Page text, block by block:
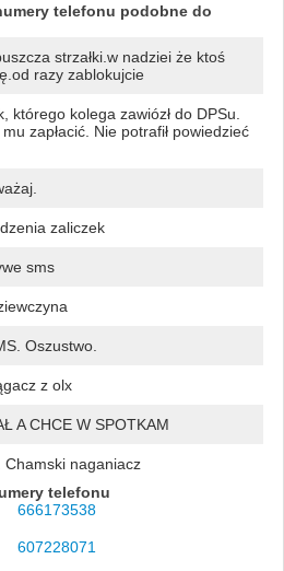
telefonu podobne do
strzałki.w nadziei że ktoś
razy zablokujcie
którego kolega zawiózł do DPSu.
zapłacić. Nie potrafił powiedzieć
zaliczek
sms
Oszustwo.
z olx
A CHCE W SPOTKAM
Chamski naganiacz
telefonu
666173538
607228071